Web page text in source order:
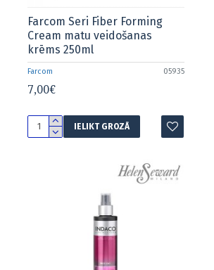
Farcom 05935
Farcom Seri Fiber Forming
Cream matu veidošanas
krēms 250ml
7,00€
IELIKT GROZĀ